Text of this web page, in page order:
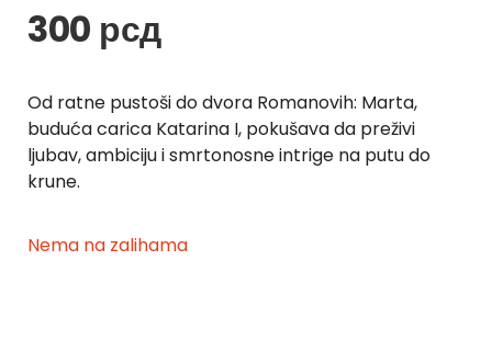
300 рсд
Od ratne pustoši do dvora Romanovih: Marta,
buduća carica Katarina I, pokušava da preživi
ljubav, ambiciju i smrtonosne intrige na putu do
krune.
Nema na zalihama